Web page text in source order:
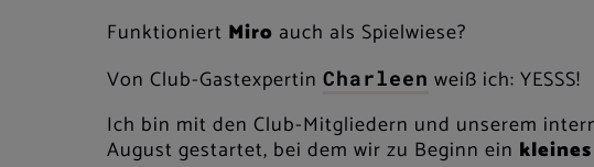
Funktioniert Miro auch als Spielwiese?
Von Club-Gastexpertin Charleen weiß ich: YESSS!
Ich bin mit den Club-Mitgliedern und unserem
August gestartet, bei dem wir zu Beginn ein